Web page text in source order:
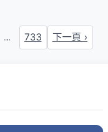
... 733 下一頁 ›